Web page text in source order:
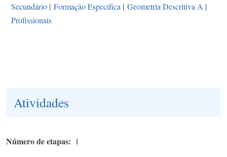
Secundário | Formação Específica | Geometria Descritiva A |
Profissionais
Atividades
Número de etapas 1